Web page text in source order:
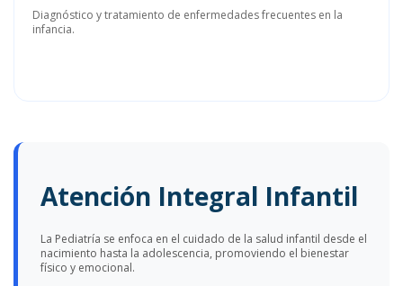
Diagnóstico y tratamiento de enfermedades frecuentes en la
infancia.
Atención Integral Infantil
La Pediatría se enfoca en el cuidado de la salud infantil desde el
nacimiento hasta la adolescencia, promoviendo el bienestar
físico y emocional.